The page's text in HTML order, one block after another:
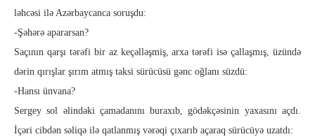
ləh­cəsi ilə Azərbaycanca soruşdu:
-Şəhərə apararsan?
Saçının qarşı tərəfi bir az keçəlləşmiş, arxa tərəfi isə çallaş­mış, üzündə
dərin qırışlar şırım atmış taksi sürücüsü gənc oğla­nı süzdü:
-Hansı ünvana?
Sergey sol əlindəki çamadanını buraxıb, gödəkçəsinin yaxa­sı­nı açdı.
İçəri cibdən səliqə ilə qatlanmış vərəqi çıxarıb açaraq sürücüyə uzatdı: